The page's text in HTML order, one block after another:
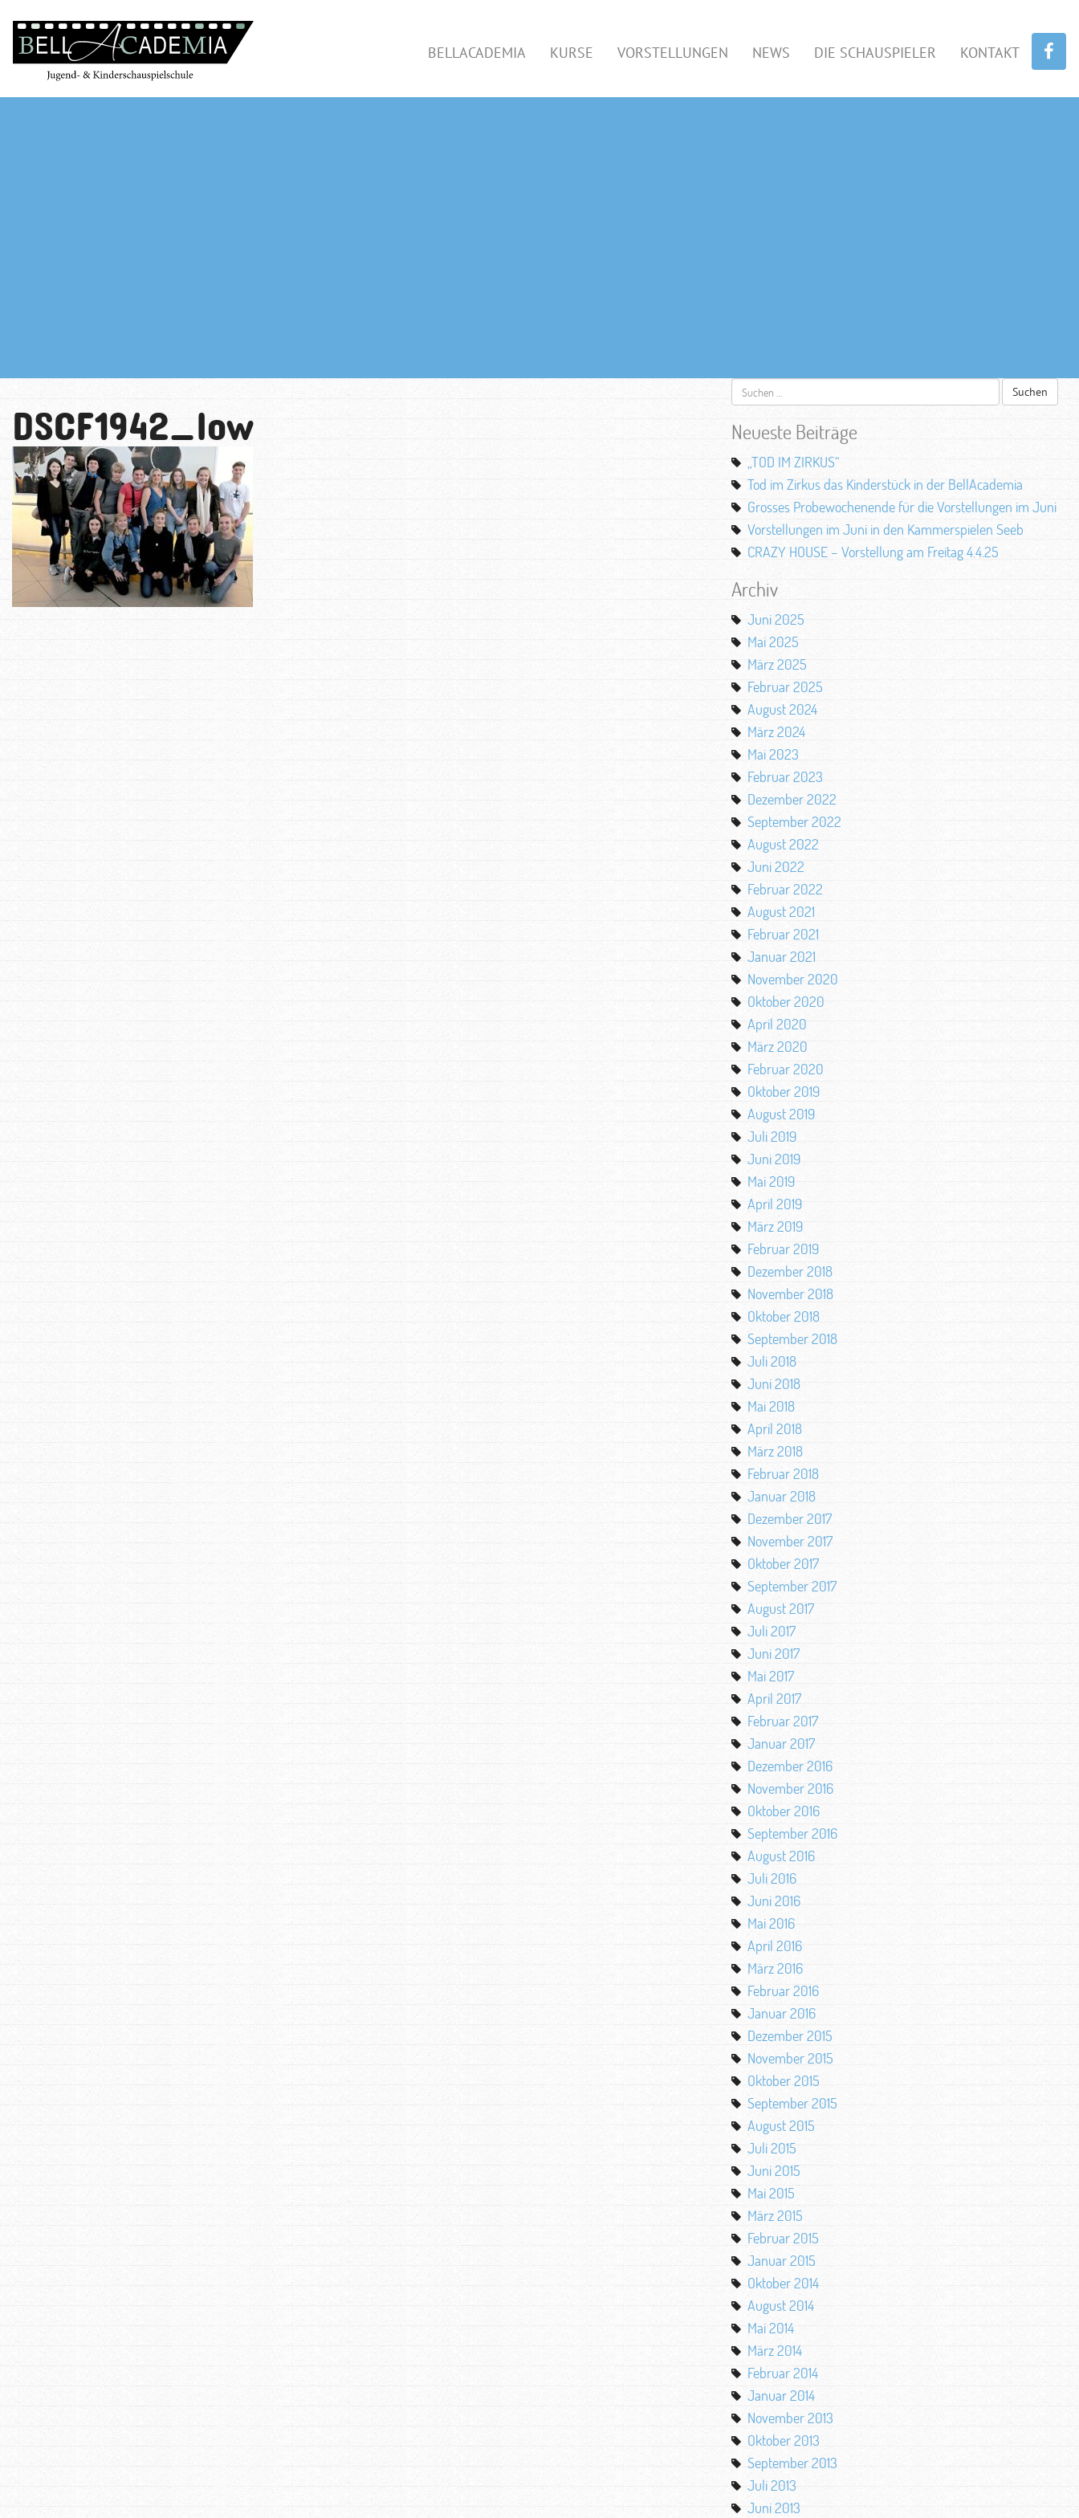
BELLACADEMIA KURSE VORSTELLUNGEN NEWS DIE SCHAUSPIELER KONTAKT
DSCF1942_low
Suchen
nach:
Neueste Beiträge
„TOD IM ZIRKUS“
Tod im Zirkus das Kinderstück in der BellAcademia
Grosses Probewochenende für die Vorstellungen im Juni
Vorstellungen im Juni in den Kammerspielen Seeb
CRAZY HOUSE – Vorstellung am Freitag 4.4.25
Archiv
Juni 2025
Mai 2025
März 2025
Februar 2025
August 2024
März 2024
Mai 2023
Februar 2023
Dezember 2022
September 2022
August 2022
Juni 2022
Februar 2022
August 2021
Februar 2021
Januar 2021
November 2020
Oktober 2020
April 2020
März 2020
Februar 2020
Oktober 2019
August 2019
Juli 2019
Juni 2019
Mai 2019
April 2019
März 2019
Februar 2019
Dezember 2018
November 2018
Oktober 2018
September 2018
Juli 2018
Juni 2018
Mai 2018
April 2018
März 2018
Februar 2018
Januar 2018
Dezember 2017
November 2017
Oktober 2017
September 2017
August 2017
Juli 2017
Juni 2017
Mai 2017
April 2017
Februar 2017
Januar 2017
Dezember 2016
November 2016
Oktober 2016
September 2016
August 2016
Juli 2016
Juni 2016
Mai 2016
April 2016
März 2016
Februar 2016
Januar 2016
Dezember 2015
November 2015
Oktober 2015
September 2015
August 2015
Juli 2015
Juni 2015
Mai 2015
März 2015
Februar 2015
Januar 2015
Oktober 2014
August 2014
Mai 2014
März 2014
Februar 2014
Januar 2014
November 2013
Oktober 2013
September 2013
Juli 2013
Juni 2013